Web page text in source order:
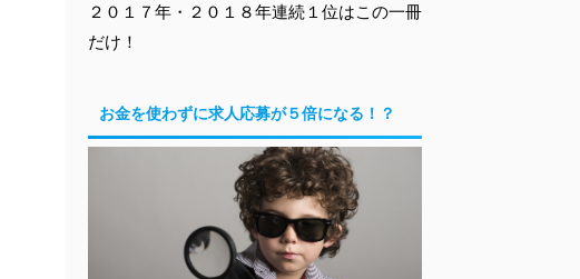
２０１７年・２０１８年連続１位はこの一冊
だけ！
お金を使わずに求人応募が５倍になる！？